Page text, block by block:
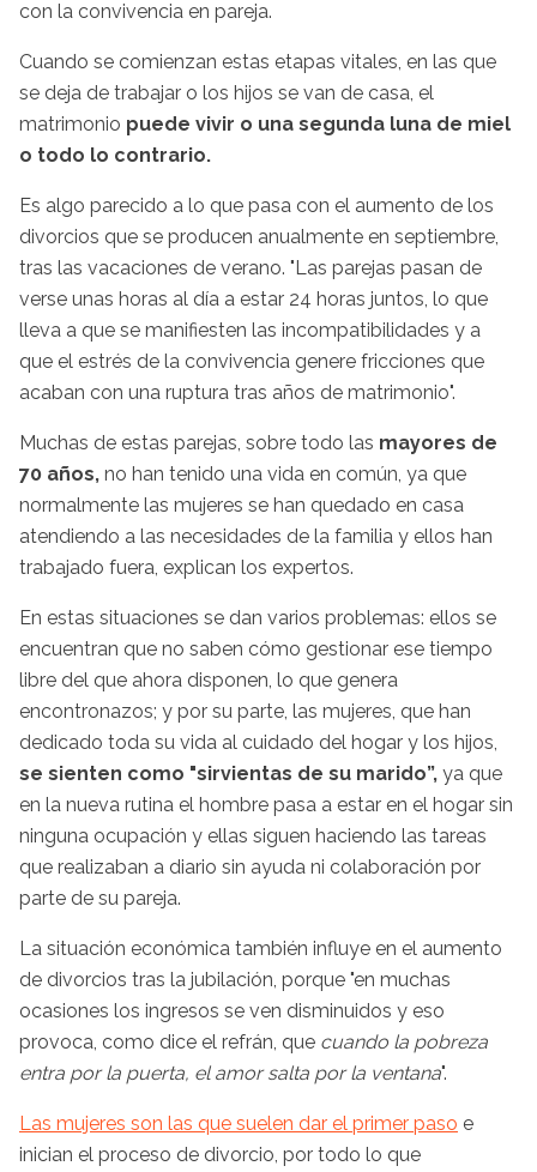
con la convivencia en pareja.
Cuando se comienzan estas etapas vitales, en las que
se deja de trabajar o los hijos se van de casa, el
matrimonio puede vivir o una segunda luna de miel
o todo lo contrario.
Es algo parecido a lo que pasa con el aumento de los
divorcios que se producen anualmente en septiembre,
tras las vacaciones de verano. "Las parejas pasan de
verse unas horas al día a estar 24 horas juntos, lo que
lleva a que se manifiesten las incompatibilidades y a
que el estrés de la convivencia genere fricciones que
acaban con una ruptura tras años de matrimonio".
Muchas de estas parejas, sobre todo las mayores de
70 años, no han tenido una vida en común, ya que
normalmente las mujeres se han quedado en casa
atendiendo a las necesidades de la familia y ellos han
trabajado fuera, explican los expertos.
En estas situaciones se dan varios problemas: ellos se
encuentran que no saben cómo gestionar ese tiempo
libre del que ahora disponen, lo que genera
encontronazos; y por su parte, las mujeres, que han
dedicado toda su vida al cuidado del hogar y los hijos,
se sienten como "sirvientas de su marido”, ya que
en la nueva rutina el hombre pasa a estar en el hogar sin
ninguna ocupación y ellas siguen haciendo las tareas
que realizaban a diario sin ayuda ni colaboración por
parte de su pareja.
La situación económica también influye en el aumento
de divorcios tras la jubilación, porque "en muchas
ocasiones los ingresos se ven disminuidos y eso
provoca, como dice el refrán, que cuando la pobreza
entra por la puerta, el amor salta por la ventana".
Las mujeres son las que suelen dar el primer paso e
inician el proceso de divorcio, por todo lo que